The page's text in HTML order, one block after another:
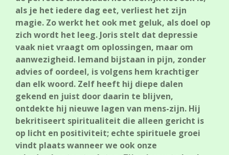
als je het iedere dag eet, verliest het zijn
magie. Zo werkt het ook met geluk, als doel op
zich wordt het leeg. Joris stelt dat depressie
vaak niet vraagt om oplossingen, maar om
aanwezigheid. Iemand bijstaan in pijn, zonder
advies of oordeel, is volgens hem krachtiger
dan elk woord. Zelf heeft hij diepe dalen
gekend en juist door daarin te blijven,
ontdekte hij nieuwe lagen van mens-zijn. Hij
bekritiseert spiritualiteit die alleen gericht is
op licht en positiviteit; echte spirituele groei
vindt plaats wanneer we ook onze